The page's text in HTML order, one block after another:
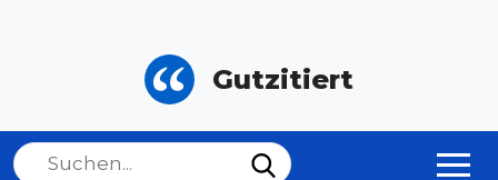
Gutzitiert